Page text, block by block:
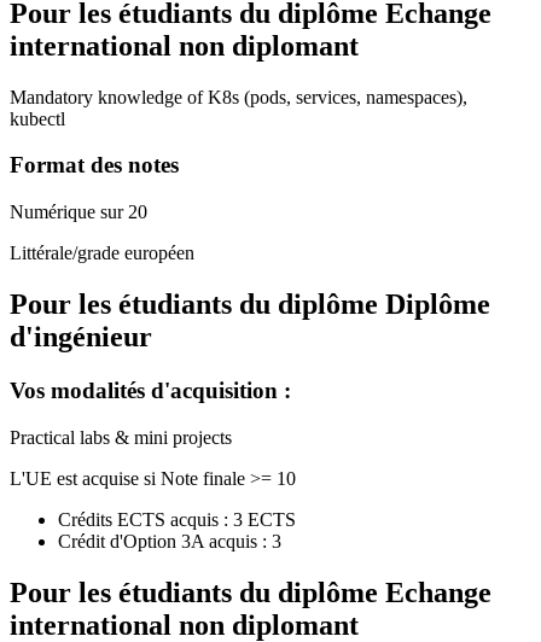
Pour les étudiants du diplôme Echange
international non diplomant
Mandatory knowledge of K8s (pods, services, namespaces),
kubectl
Format des notes
Numérique sur 20
Littérale/grade européen
Pour les étudiants du diplôme Diplôme
d'ingénieur
Vos modalités d'acquisition :
Practical labs & mini projects
L'UE est acquise si Note finale >= 10
Crédits ECTS acquis : 3 ECTS
Crédit d'Option 3A acquis : 3
Pour les étudiants du diplôme Echange
international non diplomant